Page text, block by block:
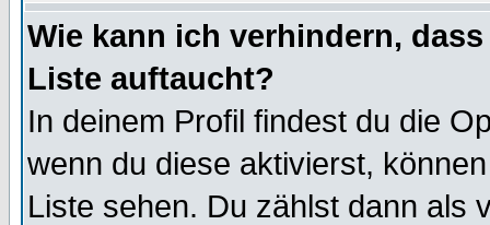
Wie kann ich verhindern,
Liste auftaucht?
In deinem Profil findest du die
wenn du diese aktivierst,
Liste sehen. Du zählst dann als